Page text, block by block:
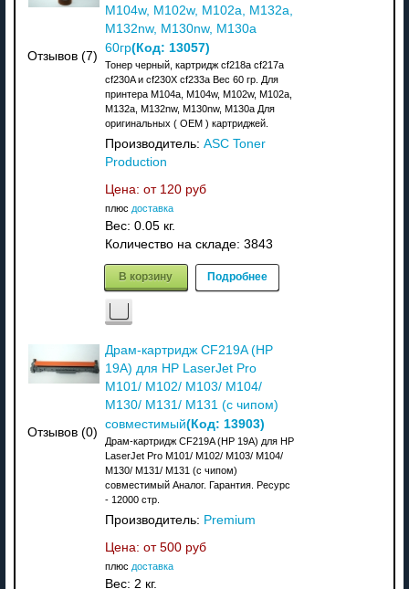
Отзывов (7)
M104w, M102w, M102a, M132a,
M132nw, M130nw, M130a
60гр(Код: 13057)
Тонер черный, картридж cf218a cf217a
cf230A и cf230Х cf233a Вес 60 гр. Для
принтера M104a, M104w, M102w, M102a,
M132a, M132nw, M130nw, M130a Для
оригинальных ( OEM ) картриджей.
Производитель: ASC Toner
Production
Цена: от 120 руб
плюс доставка
Вес: 0.05 кг.
Количество на складе: 3843
В корзину Подробнее
Отзывов (0)
Драм-картридж CF219A (HP
19A) для HP LaserJet Pro
M101/ M102/ M103/ M104/
M130/ M131/ M131 (с чипом)
совместимый(Код: 13903)
Драм-картридж CF219A (HP 19A) для HP
LaserJet Pro M101/ M102/ M103/ M104/
M130/ M131/ M131 (с чипом)
совместимый Аналог. Гарантия. Ресурс
- 12000 стр.
Производитель: Premium
Цена: от 500 руб
плюс доставка
Вес: 2 кг.